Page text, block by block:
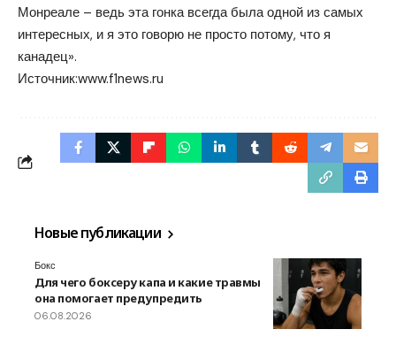
Монреале – ведь эта гонка всегда была одной из самых
интересных, и я это говорю не просто потому, что я
канадец».
Источник:www.f1news.ru
Новые публикации
Бокс
Для чего боксеру капа и какие травмы
она помогает предупредить
06.08.2026